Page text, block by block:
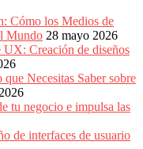
Cómo los Medios de
Mundo 28 mayo 2026
UX: Creación de diseños
Necesitas Saber sobre
tu negocio e impulsa las
de interfaces de usuario